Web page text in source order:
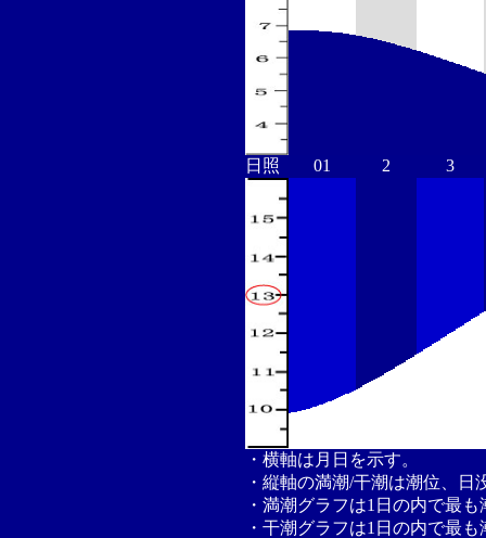
日照 01 2 3
・横軸は月日を示す。
・縦軸の満潮/干潮は潮位、
・満潮グラフは1日の内で最
・干潮グラフは1日の内で最